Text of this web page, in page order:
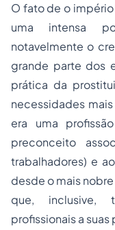
O fato de o
uma intensa
notavelmente o
grande parte dos
prática da
necessidades
era uma
preconceito
trabalhadores) e
desde o mais
que, inclusive,
profissionais a